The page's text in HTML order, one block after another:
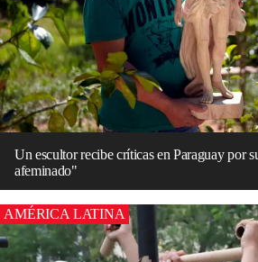
Un escultor recibe críticas en Paraguay por
afeminado"
AMÉRICA LATINA